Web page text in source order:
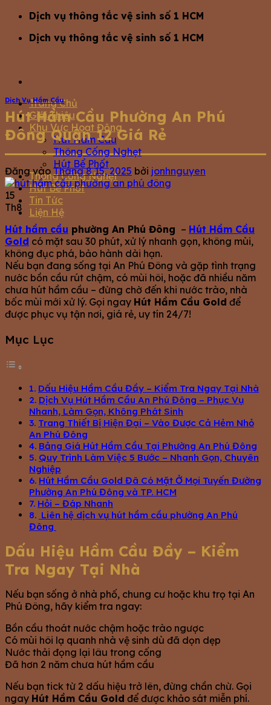
Dịch vụ thông tắc vệ sinh số 1 HCM
Dịch vụ thông tắc vệ sinh số 1 HCM
Trang Chủ
Giới Thiệu
Khu Vực Hoạt Động
Hút Hầm Cầu
Thông Cống Nghẹt
Hút Bể Phốt
Thông Cống Nghẹt
Hút Bể Phốt
Tin Tức
Liện Hệ
Dịch Vụ Hầm Cầu
Hút Hầm Cầu Phường An Phú
Đông Quận 12 Giá Rẻ
Đăng vào Tháng 8 15, 2025 bởi jonhnguyen
15
Th8
Hút hầm cầu phường An Phú Đông – Hút Hầm Cầu
Gold có mặt sau 30 phút, xử lý nhanh gọn, không mùi,
không đục phá, bảo hành dài hạn.
Nếu bạn đang sống tại An Phú Đông và gặp tình trạng
nước bồn cầu rút chậm, có mùi hôi, hoặc đã nhiều năm
chưa hút hầm cầu – đừng chờ đến khi nước trào, nhà
bốc mùi mới xử lý. Gọi ngay Hút Hầm Cầu Gold để
được phục vụ tận nơi, giá rẻ, uy tín 24/7!
Mục Lục
Dấu Hiệu Hầm Cầu Đầy – Kiểm Tra Ngay Tại Nhà
Dịch Vụ Hút Hầm Cầu An Phú Đông – Phục Vụ
Nhanh, Làm Gọn, Không Phát Sinh
Trang Thiết Bị Hiện Đại – Vào Được Cả Hẻm Nhỏ
An Phú Đông
Bảng Giá Hút Hầm Cầu Tại Phường An Phú Đông
Quy Trình Làm Việc 5 Bước – Nhanh Gọn, Chuyên
Nghiệp
Hút Hầm Cầu Gold Đã Có Mặt Ở Mọi Tuyến Đường
Phường An Phú Đông và TP. HCM
Hỏi – Đáp Nhanh
Liên hệ dịch vụ hút hầm cầu phường An Phú
Đông
Dấu Hiệu Hầm Cầu Đầy – Kiểm
Tra Ngay Tại Nhà
Nếu bạn sống ở nhà phố, chung cư hoặc khu trọ tại An
Phú Đông, hãy kiểm tra ngay:
Bồn cầu thoát nước chậm hoặc trào ngược
Có mùi hôi lạ quanh nhà vệ sinh dù đã dọn dẹp
Nước thải đọng lại lâu trong cống
Đã hơn 2 năm chưa hút hầm cầu
Nếu bạn tick từ 2 dấu hiệu trở lên, đừng chần chừ. Gọi
ngay Hút Hầm Cầu Gold để được khảo sát miễn phí.